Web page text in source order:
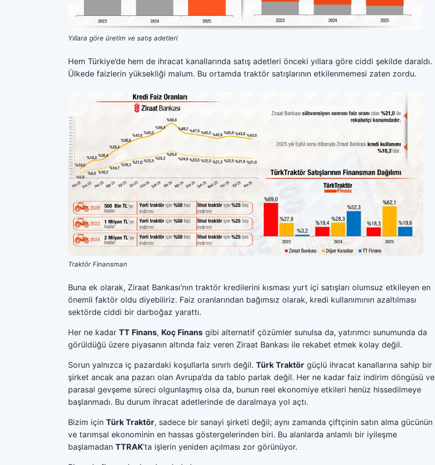
Yıllara göre üretim ve satış adetleri
Hem Türkiye’de hem de ihracat kanallarında satış adetleri önceki yıllara göre ciddi şekilde daraldı.
Ülkede faizlerin yüksekliği malum. Bu ortamda traktör satışlarının etkilenmemesi zaten zordu.
Traktör Finansman
Buna ek olarak, Ziraat Bankası’nın traktör kredilerini kısması yurt içi satışları olumsuz etkileyen en
önemli faktör oldu diyebiliriz. Faiz oranlarından bağımsız olarak, kredi kullanımının azaltılması
sektörde ciddi bir darboğaz yarattı.
Her ne kadar TT Finans, Koç Finans gibi alternatif çözümler sunulsa da, yatırımcı sunumunda da
görüldüğü üzere piyasanın altında faiz veren Ziraat Bankası ile rekabet etmek kolay değil.
Sorun yalnızca iç pazardaki koşullarla sınırlı değil. Türk Traktör güçlü ihracat kanallarına sahip bir
şirket ancak ana pazarı olan Avrupa’da da tablo parlak değil. Her ne kadar faiz indirim döngüsü ve
parasal gevşeme süreci olgunlaşmış olsa da, bunun reel ekonomiye etkileri henüz hissedilmeye
başlanmadı. Bu durum ihracat adetlerinde de daralmaya yol açtı.
Bizim için Türk Traktör, sadece bir sanayi şirketi değil; aynı zamanda çiftçinin satın alma gücünün
ve tarımsal ekonominin en hassas göstergelerinden biri. Bu alanlarda anlamlı bir iyileşme
başlamadan TTRAK’ta işlerin yeniden açılması zor görünüyor.